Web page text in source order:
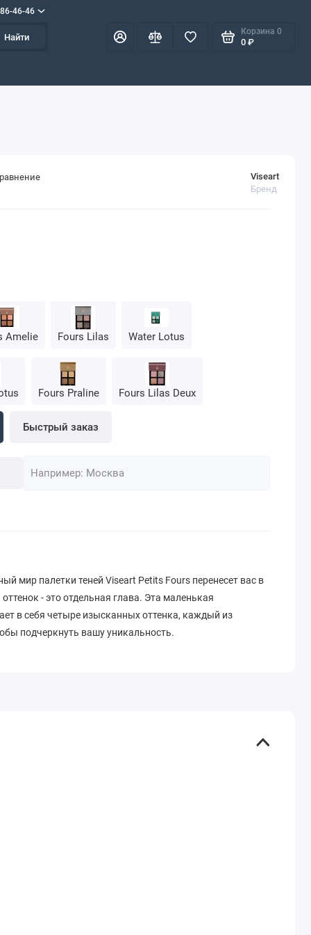
46-46
Найти
Корзина 0
0 ₽
Viseart
Бренд
Amelie Fours Lilas Water Lotus
Fours Praline Fours Lilas Deux
Быстрый заказ
мир палетки теней Viseart Petits Fours перенесет вас в
- это отдельная глава. Эта маленькая
в себя четыре изысканных оттенка, каждый из
подчеркнуть вашу уникальность.